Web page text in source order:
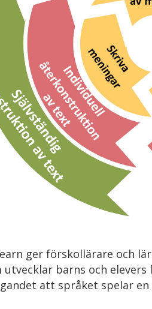
ger förskollärare och
barns och
att språket spelar